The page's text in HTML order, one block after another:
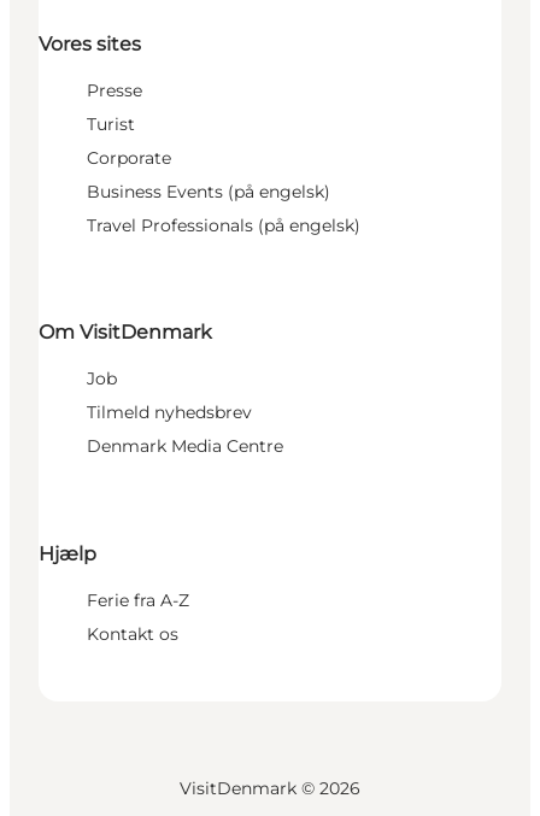
Vores sites
Presse
Turist
Corporate
Business Events (på engelsk)
Travel Professionals (på engelsk)
Om VisitDenmark
Job
Tilmeld nyhedsbrev
Denmark Media Centre
Hjælp
Ferie fra A-Z
Kontakt os
VisitDenmark © 2026